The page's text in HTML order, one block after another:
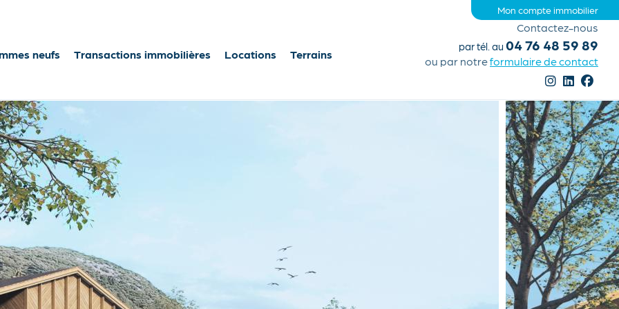
neufs Transactions immobilières Locations Terrains
Notre fusion Blain
Promotion et
Investissement
locatif : Ce qu'il
Mon compte immobilier
Contactez-nous
par tél. au 04 76 48 59 89
ou par notreformulaire de contact